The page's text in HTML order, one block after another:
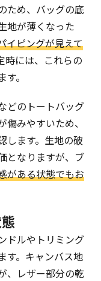
ため、バッグの底
地が薄くなった
イピングが見えて
時には、これらの
。
どのトートバッグ
みやすいため、
します。生地の破
となりますが、ブ
がある状態でもお
ドルやトリミング
す。キャンバス地
、レザー部分の乾